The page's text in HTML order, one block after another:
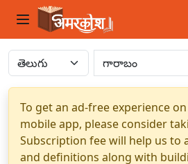
To get an ad-free experience
mobile app, please consider
Subscription fee will help us to
and definitions along with